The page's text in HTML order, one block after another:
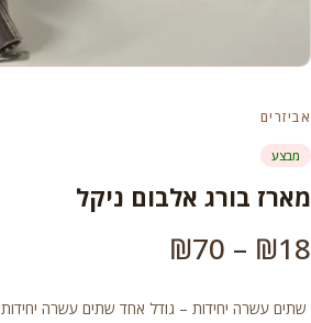
אביזרים
מבצע
מארז בורג אלבום ניקל
₪18
–
₪70
מחירים:
שתים עשרה יחידות – גודל אחד שתים עשרה יחידות